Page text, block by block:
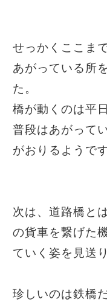
せっかくここま
あがっている所
た。
橋が動くのは平日
普段はあがって
がおりるようです
次は、道路橋と
の貨車を繋げた
ていく姿を見送
珍しいのは鉄橋